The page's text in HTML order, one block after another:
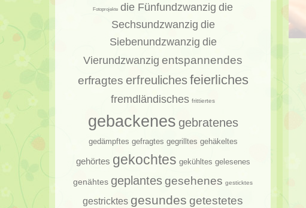
Fotoprojekte die Fünfundzwanzig die
Sechsundzwanzig die
Siebenundzwanzig die
Vierundzwanzig entspannendes
erfragtes erfreuliches feierliches
fremdländisches frittiertes
gebackenes gebratenes
gedämpftes gefragtes gegrilltes gehäkeltes
gehörtes gekochtes gekühltes gelesenes
genähtes geplantesgesehenes gesticktes
gestricktes gesundes getestetes